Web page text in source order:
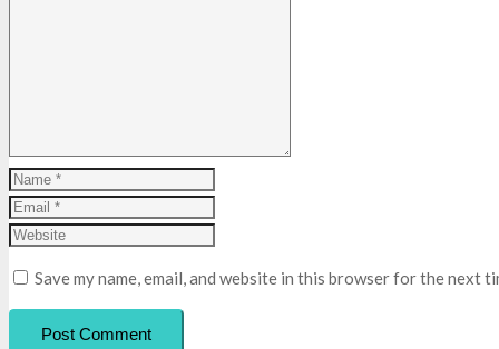
Save my name, email, and website in this browser for the next
Post Comment